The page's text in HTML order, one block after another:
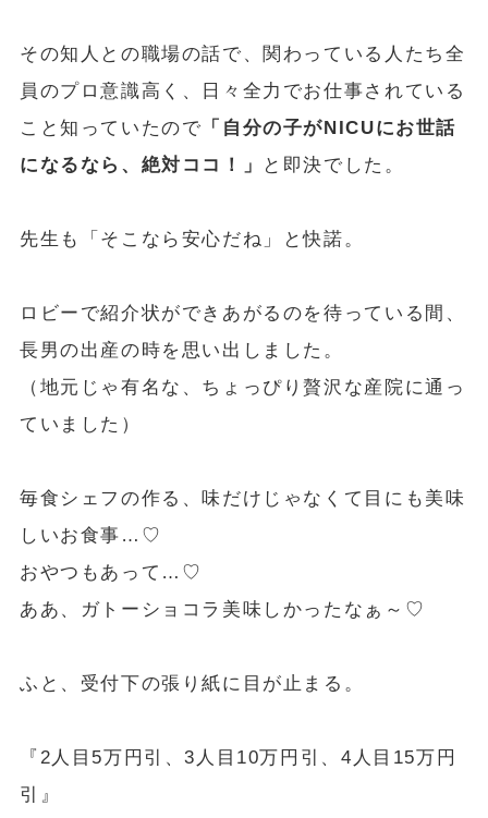
その知人との職場の話で、関わっている人たち全
員のプロ意識高く、日々全力でお仕事されている
こと知っていたので 「自分の子がNICUにお世話
になるなら、絶対ココ！」
と即決でした。
先生も「そこなら安心だね」と快諾。
ロビーで紹介状ができあがるのを待っている間、
長男の出産の時を思い出しました。
（地元じゃ有名な、ちょっぴり贅沢な産院に通っ
ていました）
毎食シェフの作る、味だけじゃなくて目にも美味
しいお食事…♡
おやつもあって…♡
ああ、ガトーショコラ美味しかったなぁ～♡
ふと、受付下の張り紙に目が止まる。
『2人目5万円引、3人目10万円引、4人目15万円
引』